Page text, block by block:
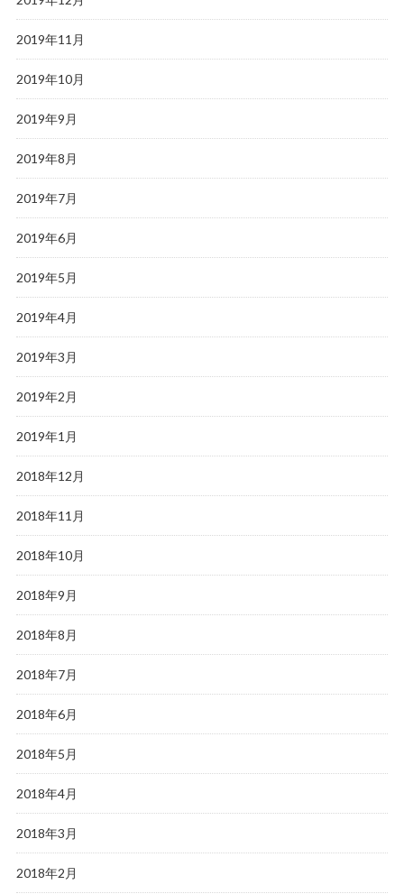
2019年11月
2019年10月
2019年9月
2019年8月
2019年7月
2019年6月
2019年5月
2019年4月
2019年3月
2019年2月
2019年1月
2018年12月
2018年11月
2018年10月
2018年9月
2018年8月
2018年7月
2018年6月
2018年5月
2018年4月
2018年3月
2018年2月